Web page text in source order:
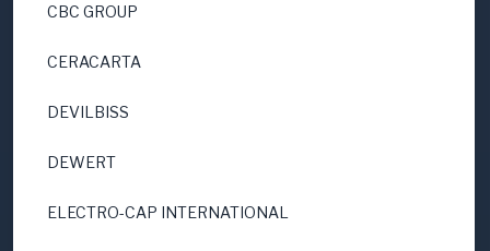
CBC GROUP
CERACARTA
DEVILBISS
DEWERT
ELECTRO-CAP INTERNATIONAL